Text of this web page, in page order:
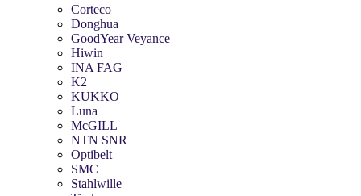
Corteco
Donghua
GoodYear Veyance
Hiwin
INA FAG
K2
KUKKO
Luna
McGILL
NTN SNR
Optibelt
SMC
Stahlwille